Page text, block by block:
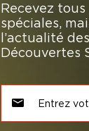
Recevez
spéciales,
l’actualité
Découvertes